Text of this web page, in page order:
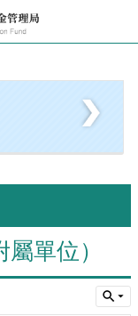
單位）